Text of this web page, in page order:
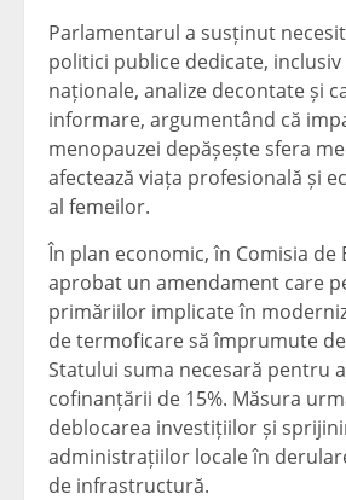
Parlamentarul a susținut
politici publice dedicate,
naționale, analize decontate și
informare, argumentând că
menopauzei depășește sfera
afectează viața profesională și
al femeilor.
În plan economic, în Comisia de
aprobat un amendament care
primăriilor implicate în
de termoficare să împrumute
Statului suma necesară pentru
cofinanțării de 15%. Măsura
deblocarea investițiilor și
administrațiilor locale în
de infrastructură.